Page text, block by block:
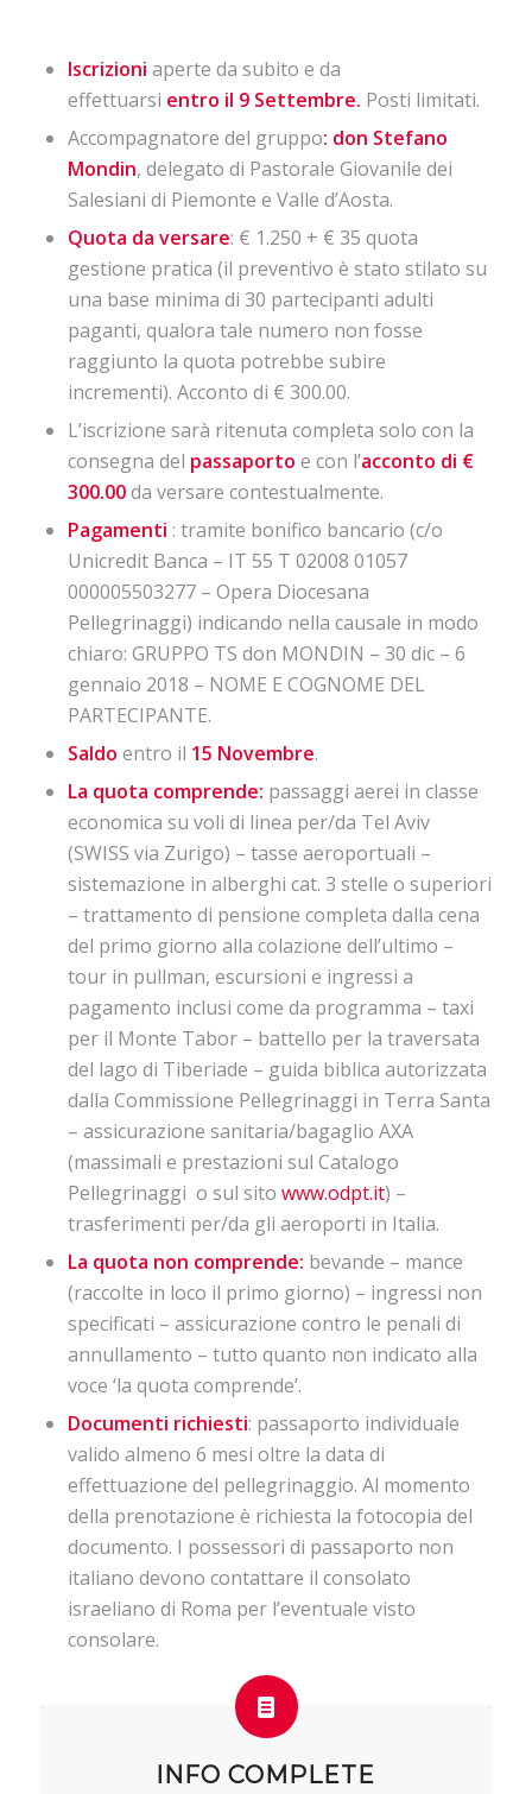
Iscrizioni aperte da subito e da
effettuarsi entro il 9 Settembre. Posti limitati.
Accompagnatore del gruppo: don Stefano
Mondin, delegato di Pastorale Giovanile dei
Salesiani di Piemonte e Valle d’Aosta.
Quota da versare: € 1.250 + € 35 quota
gestione pratica (il preventivo è stato stilato su
una base minima di 30 partecipanti adulti
paganti, qualora tale numero non fosse
raggiunto la quota potrebbe subire
incrementi). Acconto di € 300.00.
L’iscrizione sarà ritenuta completa solo con la
consegna del passaporto e con l’acconto di €
300.00da versare contestualmente.
Pagamenti : tramite bonifico bancario (c/o
Unicredit Banca – IT 55 T 02008 01057
000005503277 – Opera Diocesana
Pellegrinaggi) indicando nella causale in modo
chiaro: GRUPPO TS don MONDIN – 30 dic – 6
gennaio 2018 – NOME E COGNOME DEL
PARTECIPANTE.
Saldo entro il 15 Novembre.
La quota comprende: passaggi aerei in classe
economica su voli di linea per/da Tel Aviv
(SWISS via Zurigo) – tasse aeroportuali –
sistemazione in alberghi cat. 3 stelle o superiori
– trattamento di pensione completa dalla cena
del primo giorno alla colazione dell’ultimo –
tour in pullman, escursioni e ingressi a
pagamento inclusi come da programma – taxi
per il Monte Tabor – battello per la traversata
del lago di Tiberiade – guida biblica autorizzata
dalla Commissione Pellegrinaggi in Terra Santa
– assicurazione sanitaria/bagaglio AXA
(massimali e prestazioni sul Catalogo
Pellegrinaggi o sul sito www.odpt.it) –
trasferimenti per/da gli aeroporti in Italia.
La quota non comprende: bevande – mance
(raccolte in loco il primo giorno) – ingressi non
specificati – assicurazione contro le penali di
annullamento – tutto quanto non indicato alla
voce ‘la quota comprende’.
Documenti richiesti: passaporto individuale
valido almeno 6 mesi oltre la data di
effettuazione del pellegrinaggio. Al momento
della prenotazione è richiesta la fotocopia del
documento. I possessori di passaporto non
italiano devono contattare il consolato
israeliano di Roma per l’eventuale visto
consolare.
INFO COMPLETE